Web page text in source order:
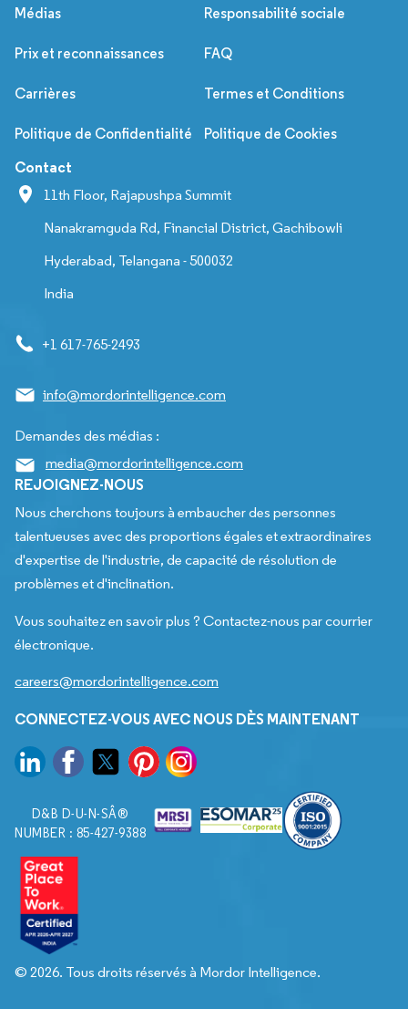
Médias Responsabilité sociale
Prix et reconnaissances FAQ
Carrières Termes et Conditions
Politique de Confidentialité Politique de Cookies
Contact
11th Floor, Rajapushpa Summit
Nanakramguda Rd, Financial District, Gachibowli
Hyderabad, Telangana - 500032
India
+1 617-765-2493
info@mordorintelligence.com
Demandes des médias :
media@mordorintelligence.com
REJOIGNEZ-NOUS
Nous cherchons toujours à embaucher des personnes
talentueuses avec des proportions égales et extraordinaires
d'expertise de l'industrie, de capacité de résolution de
problèmes et d'inclination.
Vous souhaitez en savoir plus ? Contactez-nous par courrier
électronique.
careers@mordorintelligence.com
CONNECTEZ-VOUS AVEC NOUS DÈS MAINTENANT
D&B D-U-N-SÂ®
NUMBER : 85-427-9388
© 2026. Tous droits réservés à Mordor Intelligence.